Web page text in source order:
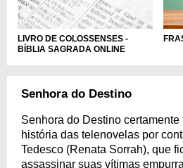
LIVRO DE COLOSSENSES -
BÍBLIA SAGRADA ONLINE
Senhora do Destino
Senhora do Destino certamente
história das telenovelas por
Tedesco (Renata Sorrah), que
assassinar suas vítimas